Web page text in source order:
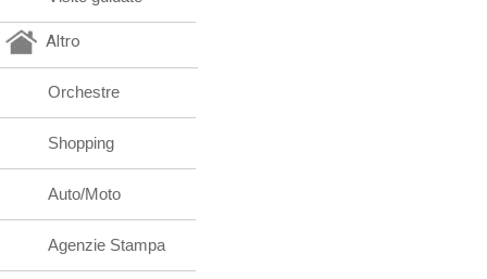
Altro
Orchestre
Shopping
Auto/Moto
Agenzie Stampa